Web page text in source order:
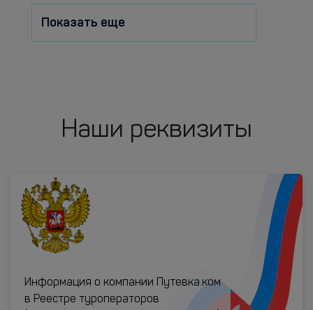
Показать еще
Наши реквизиты
Информация о компании Путевка.ком
в Реестре туроператоров